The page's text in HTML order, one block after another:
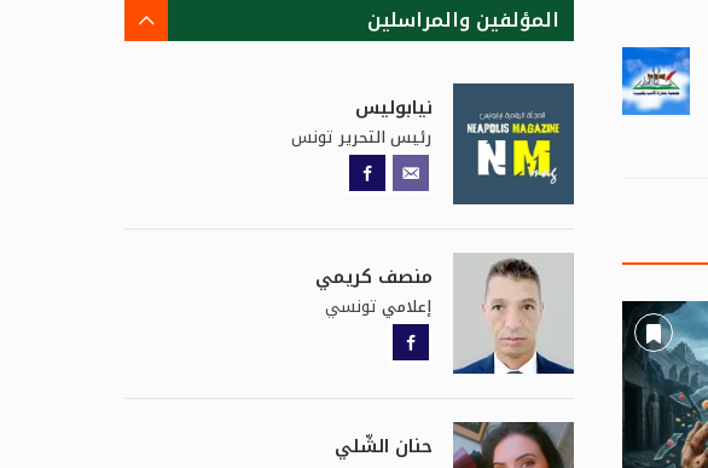
المؤلفين والمراسلين
نيابوليس
رئيس التحرير تونس
منصف كريمي
إعلامي تونسي
حنان الشّلي